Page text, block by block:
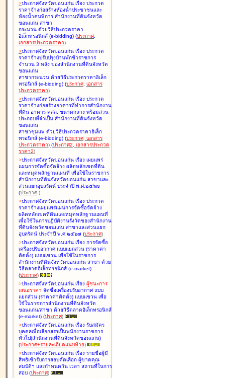
>ประกาศจังหวัดขอนแก่น เรื่อง ประกวด
ราคาจ้างก่อสร้างห้องน้ำประชาชนและ
ห้องน้ำคนพิการ สำนักงานที่ดินจังหวัด
ขอนแก่น สาขา
กระนวน ด้วยวิธีประกวดราคา
อิเล็กทรอนิกส์ (e-bidding) (ประกาศ,
เอกสารประกวดราคา)
>ประกาศจังหวัดขอนแก่น เรื่อง ประกวด
ราคาจ้างปรับปรุงบ้านพักข้าราชการ
จำนวน 3 หลัง ของสำนักงานที่ดินจังหวัด
ขอนแก่น
สาขากระนวน ด้วยวิธีประกวดราคาอิเล็ก
ทรอนิกส์ (e-bidding) (ประกาศ, เอกสาร
ประกวดราคา)
>ประกาศจังหวัดขอนแก่น เรื่อง ประกวด
ราคาจ้างก่อสร้างอาคารที่ทำการสำนักงาน
ที่ดิน อาคาร คสล. ขนาดกลาง พร้อมส่วน
ประกอบที่จำเป็น สำนักงานที่ดินจังหวัด
ขอนแก่น
สาขาชุมแพ ด้วยวิธีประกวดราคาอิเล็ก
ทรอนิกส์ (e-bidding) (ประกาศ, เอกสาร
ประกวดราคา) (ประกาศ2, เอกสารประกวด
ราคา2)
>ประกาศจังหวัดขอนแก่น เรื่อง เผยแพร่
แผนการจัดซื้อจัดจ้าง ผลิตหลักเขตที่ดิน
และหมุดหลักฐานแผนที่ เพื่อใช้ในราชการ
สำนักงานที่ดินจังหวัดขอนแก่น สาขาและ
ส่วนแยกอุบลรัตน์ ประจำปี พ.ศ.๒๕๖๗
(ประกาศ )
>ประกาศจังหวัดขอนแก่น เรื่อง ประกวด
ราคาจ้างเผยแพร่แผนการจัดซื้อจัดจ้าง
ผลิตหลักเขตที่ดินและหมุดหลักฐานแผนที่
เพื่อใช้ในการปฏิบัติงานรังวัดของสำนักงาน
ที่ดินจังหวัดขอนแก่น สาขาและส่วนแยก
อุบลรัตน์ ประจำปี พ.ศ.๒๕๖๗ (ประกาศ)
>ประกาศจังหวัดขอนแก่น เรื่อง การจัดซื้อ
เครื่องปรับอากาศ แบบแยกส่วน (ราคาค่า
ติดตั้ง) แบบแขวน เพื่อใช้ในราชการ
สำนักงานที่ดินจังหวัดขอนแก่น สาขา ด้วย
วิธีตลาดอิเล็กทรอนิกส์ (e-market)
(ประกาศ)
>ประกาศจังหวัดขอนแก่น เรื่อง ผู้ชนะการ
เสนอราคา จัดซื้อเครื่องปรับอากาศ แบบ
แยกส่วน (ราคาค่าติดตั้ง) แบบแขวน เพื่อ
ใช้ในราชการสำนักงานที่ดินจังหวัด
ขอนแก่น/สาขา ด้วยวิธีตลาดอิเล็กทรอนิกส์
(e-market) (ประกาศ)
>ประกาศจังหวัดขอนแก่น เรื่อง รับสมัคร
บุคคลเพื่อเลือกสรรเป็นพนักงานราชการ
ทั่วไป(สำนักงานที่ดินจังหวัดขอนแก่น)
(ประกาศ+รายละเอียดแนบท้าย)
>ประกาศจังหวัดขอนแก่น เรื่อง รายชื่อผู้มี
สิทธิเข้ารับการสอบคัดเลือก ผู้ขาดคุณ
สมบัติฯ และกำหนดวัน เวลา สถานที่ในการ
สอบ (ประกาศ)